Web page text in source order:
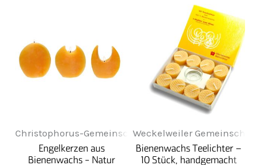
Christophorus-Gemeinschaft
Engelkerzen aus
Bienenwachs - Natur
Weckelweiler
Bienenwachs Teelichter –
10 Stück, handgemacht